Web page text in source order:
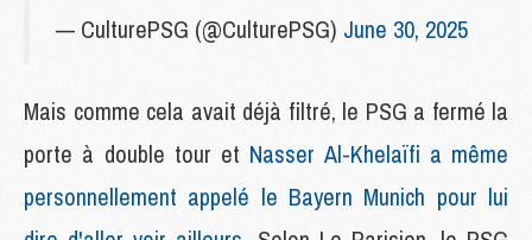
— CulturePSG (@CulturePSG) June 30, 2025
Mais comme cela avait déjà filtré, le PSG a fermé la
porte à double tour et Nasser Al-Khelaïfi a même
personnellement appelé le Bayern Munich pour lui